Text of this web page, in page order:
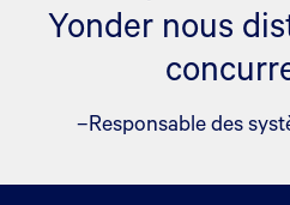
Yonder nous
–Responsable des